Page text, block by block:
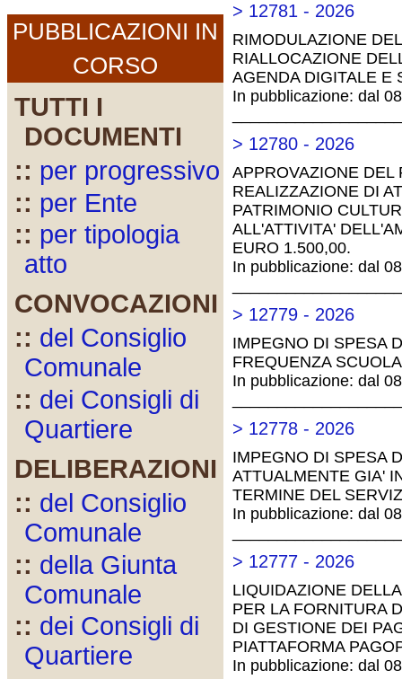
PUBBLICAZIONI IN
CORSO
TUTTI I
DOCUMENTI
:: per progressivo
:: per Ente
:: per tipologia
atto
CONVOCAZIONI
:: del Consiglio
Comunale
:: dei Consigli di
Quartiere
DELIBERAZIONI
:: del Consiglio
Comunale
:: della Giunta
Comunale
:: dei Consigli di
Quartiere
> 12781 - 2026
RIMODULAZIONE
RIALLOCAZIONE
AGENDA DIGITALE E
In pubblicazione: dal
> 12780 - 2026
APPROVAZIONE DEL
REALIZZAZIONE DI
PATRIMONIO
ALL'ATTIVITA'
EURO 1.500,00.
In pubblicazione: dal
> 12779 - 2026
IMPEGNO DI SPESA
FREQUENZA
In pubblicazione: dal
> 12778 - 2026
IMPEGNO DI SPESA
ATTUALMENTE GIA'
TERMINE DEL
In pubblicazione: dal
> 12777 - 2026
LIQUIDAZIONE
PER LA FORNITURA
DI GESTIONE DEI
PIATTAFORMA
In pubblicazione: dal